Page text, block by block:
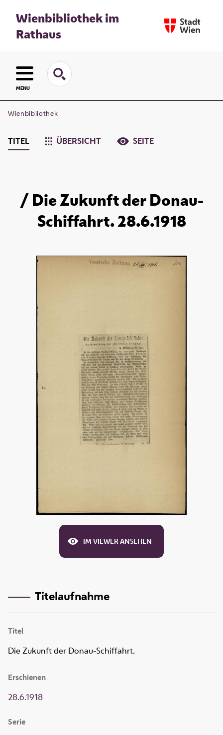
Wienbibliothek im
Rathaus
MENU
Wienbibliothek
TITEL ÜBERSICHT SEITE
/ Die Zukunft der Donau-
Schiffahrt. 28.6.1918
IM VIEWER ANSEHEN
Titelaufnahme
Titel
Die Zukunft der Donau-Schiffahrt.
Erschienen
28.6.1918
Serie